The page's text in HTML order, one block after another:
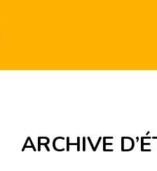
ARCHIVE